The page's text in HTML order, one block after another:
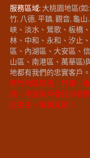
服務區域: 大桃園地區(如
竹, 八德, 平鎮, 觀音, 龜
峽、淡水、鶯歌、板橋
林、中和、永和、汐止
區、內湖區、大安區、
山區、南港區、萬華區)
地都有我們的忠實客戶。
新竹地區關西、竹東、
鎮，考量客戶委託沙發
近為主。敬請見諒！